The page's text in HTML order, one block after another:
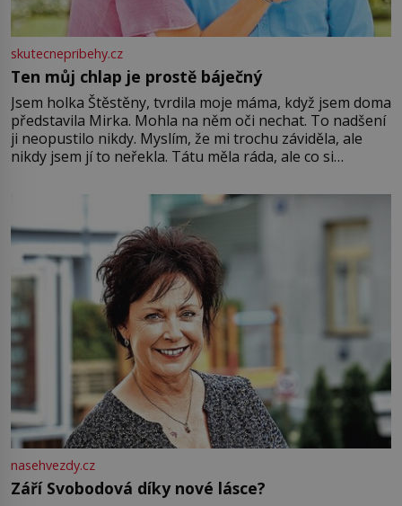
skutecnepribehy.cz
Ten můj chlap je prostě báječný
Jsem holka Štěstěny, tvrdila moje máma, když jsem doma
představila Mirka. Mohla na něm oči nechat. To nadšení
ji neopustilo nikdy. Myslím, že mi trochu záviděla, ale
nikdy jsem jí to neřekla. Tátu měla ráda, ale co si
Jsme spolu moc rádi Tehdy byla jiná doba, když
nasehvezdy.cz
Září Svobodová díky nové lásce?